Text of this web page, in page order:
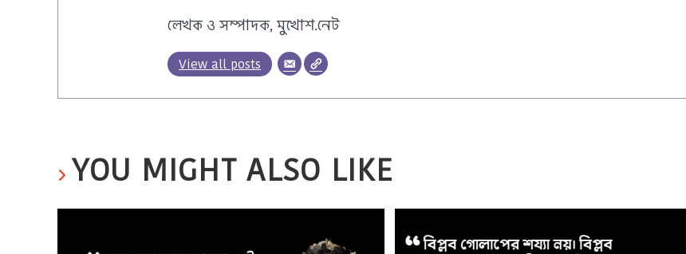
লেখক ও সম্পাদক, মুখোশ.নেট
View all posts
YOU MIGHT ALSO LIKE